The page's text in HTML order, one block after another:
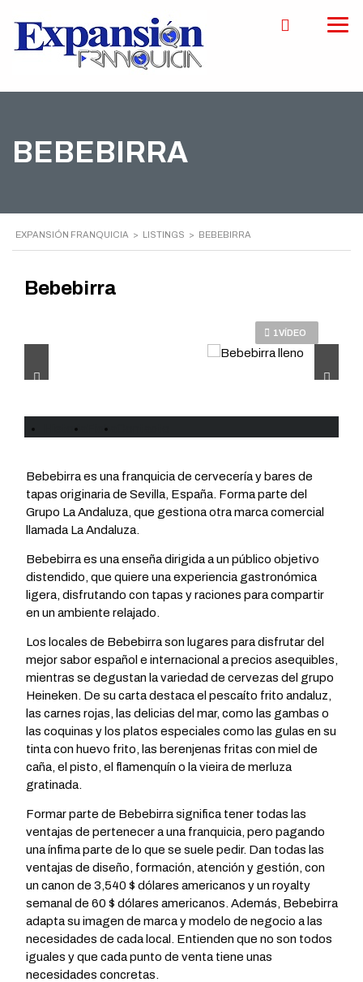
BEBEBIRRA
EXPANSIÓN FRANQUICIA > LISTINGS > BEBEBIRRA
Bebebirra
1VÍDEO
Historia Ficha
Bebebirra es una franquicia de cervecería y bares de
tapas originaria de Sevilla, España. Forma parte del
Grupo La Andaluza, que gestiona otra marca comercial
llamada La Andaluza.
Bebebirra es una enseña dirigida a un público objetivo
distendido, que quiere una experiencia gastronómica
ligera, disfrutando con tapas y raciones para compartir
en un ambiente relajado.
Los locales de Bebebirra son lugares para disfrutar del
mejor sabor español e internacional a precios asequibles,
mientras se degustan la variedad de cervezas del grupo
Heineken. De su carta destaca el pescaíto frito andaluz,
las carnes rojas, las delicias del mar, como las gambas o
las coquinas y los platos especiales como las gulas en su
tinta con huevo frito, las berenjenas fritas con miel de
caña, el pisto, el flamenquín o la vieira de merluza
gratinada.
Formar parte de Bebebirra significa tener todas las
ventajas de pertenecer a una franquicia, pero pagando
una ínfima parte de lo que se suele pedir. Dan todas las
ventajas de diseño, formación, atención y gestión, con
un canon de 3,540 $ dólares americanos y un royalty
semanal de 60 $ dólares americanos. Además, Bebebirra
adapta su imagen de marca y modelo de negocio a las
necesidades de cada local. Entienden que no son todos
iguales y que cada punto de venta tiene unas
necesidades concretas.